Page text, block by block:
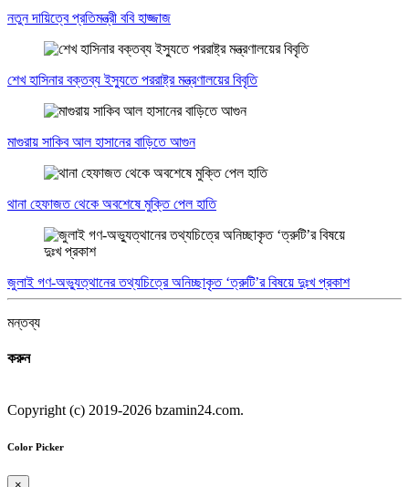
নতুন দায়িত্বে প্রতিমন্ত্রী ববি হাজ্জাজ
শেখ হাসিনার বক্তব্য ইস্যুতে পররাষ্ট্র মন্ত্রণালয়ের বিবৃতি
মাগুরায় সাকিব আল হাসানের বাড়িতে আগুন
থানা হেফাজত থেকে অবশেষে মুক্তি পেল হাতি
জুলাই গণ-অভ্যুত্থানের তথ্যচিত্রে অনিচ্ছাকৃত ‘ত্রুটি’র বিষয়ে দুঃখ প্রকাশ
মন্তব্য
করুন
Copyright (c) 2019-2026 bzamin24.com.
Color Picker